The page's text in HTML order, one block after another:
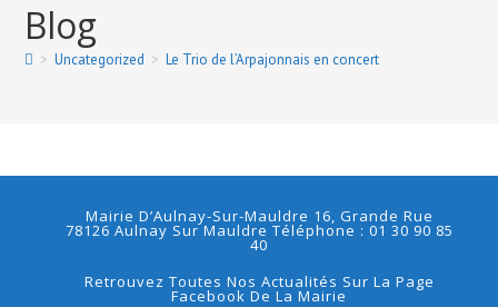
Blog
> Uncategorized > Le Trio de l’Arpajonnais en concert
Mairie D’Aulnay-Sur-Mauldre 16, Grande Rue
78126 Aulnay Sur Mauldre Téléphone : 01 30 90 85
40
Retrouvez Toutes Nos Actualités Sur La Page
Facebook De La Mairie